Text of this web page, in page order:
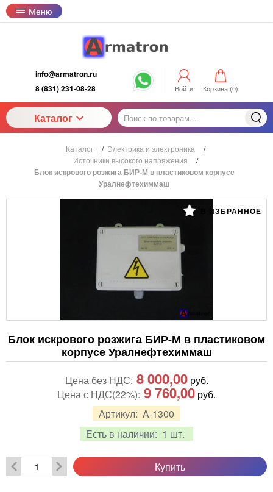
Меню
info@armatron.ru
8 (831) 231-08-28
Войти Корзина (0)
Каталог
Каталог / Электрика и электроника
/
Источники высокого напряжения
/
Блок искрового розжига БИР-М в пластиковом корпусе
Уралнефтехиммаш
В ИЗБРАННОЕ
Блок искрового розжига БИР-М в пластиковом
корпусе Уралнефтехиммаш
Артикул: A-1300
Есть в наличии: 1 шт.
Цена без НДС: 8 000,00руб.
Цена с НДС(22%): 9 760,00 руб.
Купить